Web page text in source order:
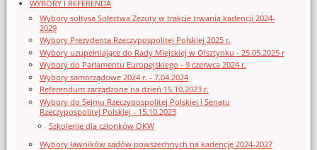
WYBORY I REFERENDA
Wybory sołtysa Sołectwa Zezuty w trakcie trwania kadencji 2024-
2029
Wybory Prezydenta Rzeczypospolitej Polskiej 2025 r.
Wybory uzupełniające do Rady Miejskiej w Olsztynku - 25.05.2025 r
Wybory do Parlamentu Europejskiego - 9 czerwca 2024 r.
Wybory samorządowe 2024 r. - 7.04.2024
Referendum zarządzone na dzień 15.10.2023 r.
Wybory do Sejmu Rzeczypospolitej Polskiej i Senatu
Rzeczypospolitej Polskiej - 15.10.2023
Szkolenie dla członków OKW
Wybory ławników sądów powszechnych na kadencję 2024-2027